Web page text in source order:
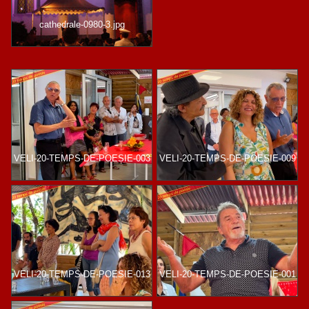
cathedrale-0980-3.jpg
VELI-20-TEMPS-DE-POESIE-003 VELI-20-TEMPS-DE-POESIE-009
VELI-20-TEMPS-DE-POESIE-013 VELI-20-TEMPS-DE-POESIE-001